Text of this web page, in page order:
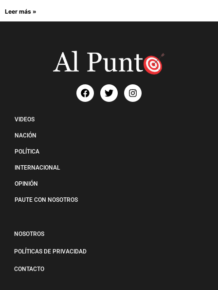
Leer más »
VIDEOS
NACIÓN
POLÍTICA
INTERNACIONAL
OPINIÓN
PAUTE CON NOSOTROS
NOSOTROS
POLÍTICAS DE PRIVACIDAD
CONTACTO